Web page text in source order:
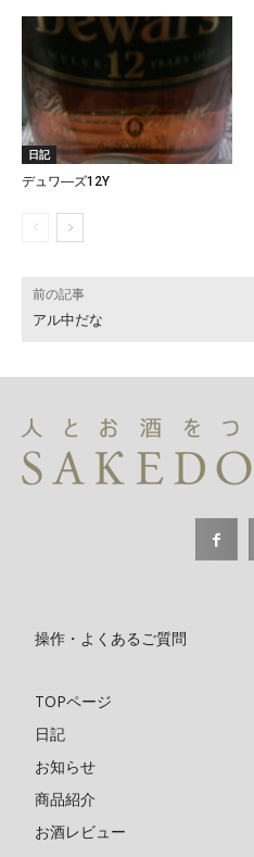
日記
デュワ―ズ12Y
前の記事
アル中だな
操作・よくあるご質問
TOPページ
日記
お知らせ
商品紹介
お酒レビュー